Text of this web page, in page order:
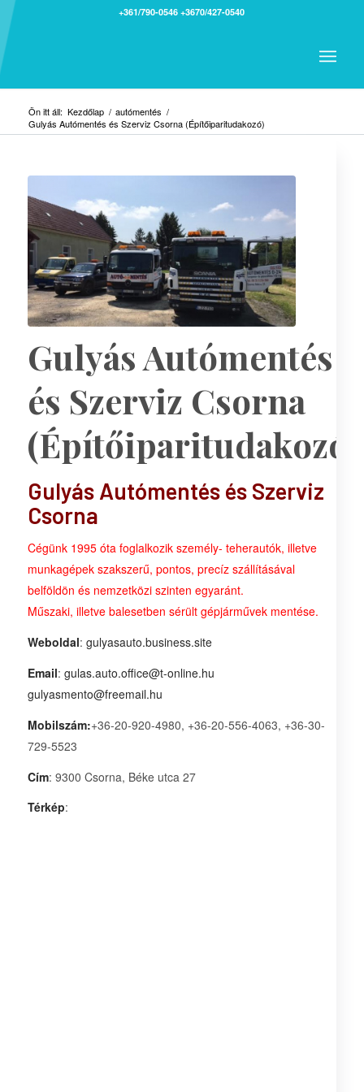
+361/790-0546 +3670/427-0540
Ön itt áll: Kezdőlap / autómentés /
Gulyás Autómentés és Szerviz Csorna (Építőiparitudakozó)
Gulyás Autómentés
és Szerviz Csorna
(Építőiparitudakozó)
Gulyás Autómentés és Szerviz
Csorna
Cégünk 1995 óta foglalkozik személy- teherautók, illetve
munkagépek szakszerű, pontos, precíz szállításával
belföldön és nemzetközi szinten egyaránt.
Műszaki, illetve balesetben sérült gépjárművek mentése.
Weboldal: gulyasauto.business.site
Email: gulas.auto.office@t-online.hu
gulyasmento@freemail.hu
Mobilszám:+36-20-920-4980, +36-20-556-4063, +36-30-
729-5523
Cím: 9300 Csorna, Béke utca 27
Térkép: